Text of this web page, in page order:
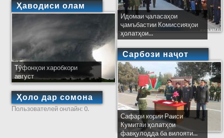
Ҳаводиси олам
Тӯфонҳои харобкори
август
Ҳоло дар сомона
Пользователей онлайн: 0.
Идомаи ҷаласаҳои
ҷамъбастии Комиссияҳои
ҳолатҳои...
Сарбози наҷот
Сафари кории Раиси
Кумитаи ҳолатҳои
фавқулодда ба вилояти...